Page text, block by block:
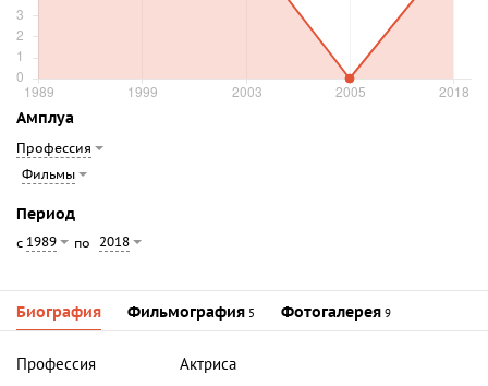
Амплуа
Профессия
Фильмы
Период
с 1989 по 2018
Биография Фильмография 5 Фотогалерея 9
Профессия
Актриса